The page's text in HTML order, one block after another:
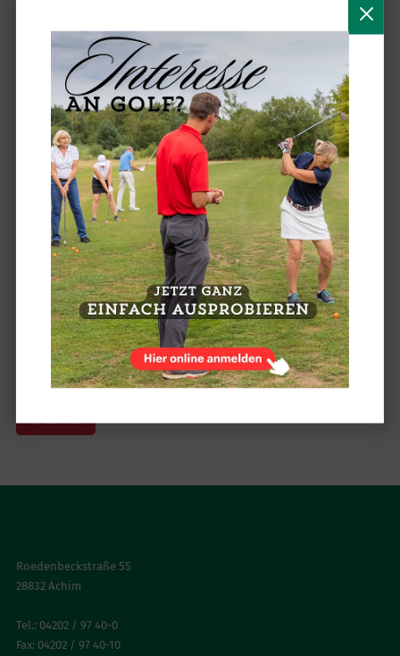
Online wird sich ab dem 19. Januar 2022
einiges ändern beim Deutschen Golf
Verband. So wird sich diewww.golf.de
komplett neu aufstellen und dann unter
anderem alle Handicap-Services, die bisher
über die mygolf.de bereitgestellt wurden,
direkt in die golf.de eingliedern. Im Mein-
Profil-Bereich werden dann alle
individuellen Informationen und
Serviceangebote des Verbandes und seiner
Mitglieder und Partner inklusive des
persönlichen Handicaps und aller damit
verbundenen Zahlen Daten und Fakten zu
finden sein. Einen ersten Einblick auf den
jeweils aktuellen Entwicklungsstand der
golf.de gibt es schon heute unterwww.golf-
.
zurück
Roedenbeckstraße 55
28832 Achim
Tel.: 04202 / 97 40-0
Fax: 04202 / 97 40-10